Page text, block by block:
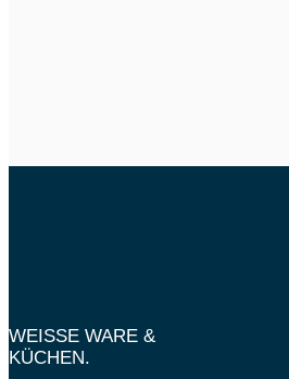
WEISSE WARE &
KÜCHEN.